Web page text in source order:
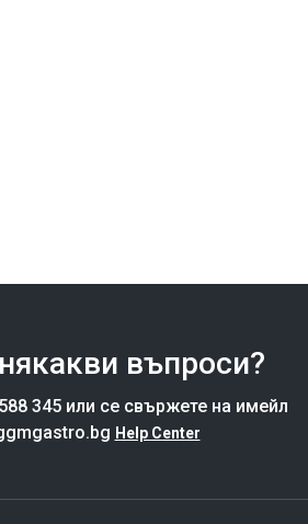
въпроси?
345 или се свържете на имейл
Help Center